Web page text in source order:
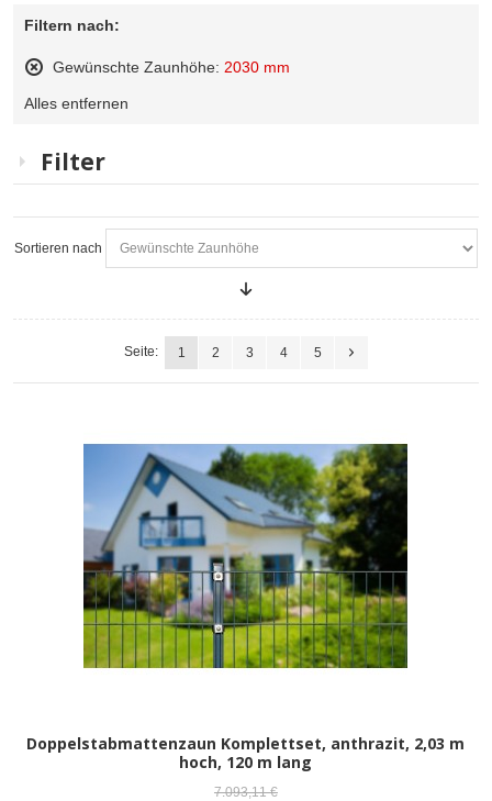
Filtern nach:
Gewünschte Zaunhöhe: 2030 mm
Artikel
Alles entfernen
Filter
Sortieren nach
Seite: 1 2 3 4 5
Doppelstabmattenzaun Komplettset, anthrazit, 2,03 m
hoch, 120 m lang
7.093,11 €